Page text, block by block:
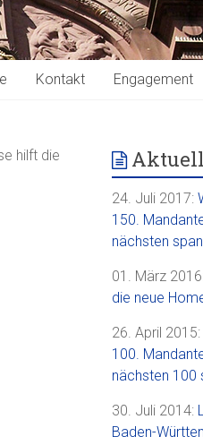
Kontakt Engagement
hilft die
24. Juli 2017:
150.
nächsten
01. März
die neue
26. April
100.
nächsten 100
30. Juli 2014:
Baden-